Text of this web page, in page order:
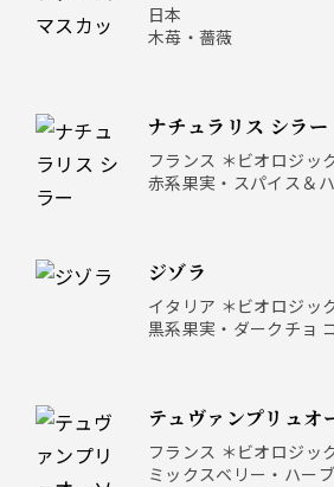
日本
木苺・薔薇
ナチュラリス シラー
フランス ＊ビオロジッ
赤系果実・スパイス＆
ジゾラ
イタリア ＊ビオロジッ
黒系果実・ダークチョ
テュヴァンプリュ
フランス ＊ビオロジッ
ミックスベリー・ハー